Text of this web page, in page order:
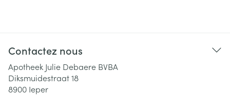
Contactez nous
Apotheek Julie Debaere BVBA
Diksmuidestraat 18
8900 Ieper